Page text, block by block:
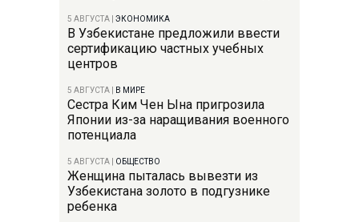
5 АВГУСТА ЭКОНОМИКА
В Узбекистане предложили ввести
сертификацию частных учебных
центров
5 АВГУСТА В МИРЕ
Сестра Ким Чен Ына пригрозила
Японии из-за наращивания военного
потенциала
5 АВГУСТА ОБЩЕСТВО
Женщина пыталась вывезти из
Узбекистана золото в подгузнике
ребенка